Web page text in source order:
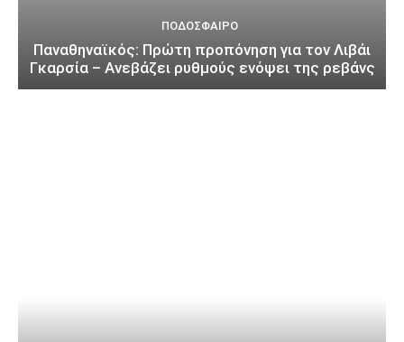
ΠΟΔΌΣΦΑΙΡΟ
Παναθηναϊκός: Πρώτη προπόνηση για τον Λιβάι
Γκαρσία – Ανεβάζει ρυθμούς ενόψει της ρεβάνς